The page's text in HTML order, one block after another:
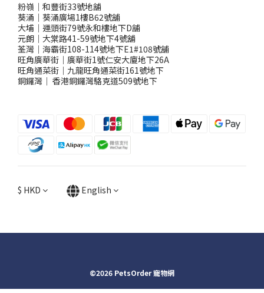
粉嶺｜和豐街33號地舖
葵涌｜葵涌廣場1樓B62號舖
大埔｜運頭街79號永和樓地下D舖
元朗｜大棠路41-59號地下4號舖
荃灣｜海霸街108-114號地下E1#108號舖
旺角廣華街｜廣華街1號仁安大廈地下26A
旺角通菜街｜九龍旺角通菜街161號地下
銅鑼灣 ｜ 香港銅鑼灣駱克道509號地下
$ HKD English
©2026 PetsOrder 寵物網